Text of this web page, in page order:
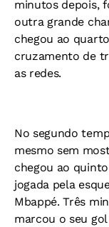
minutos depois,
outra grande
chegou ao
cruzamento de
as redes.
No segundo
mesmo sem
chegou ao
jogada pela
Mbappé. Três
marcou o seu